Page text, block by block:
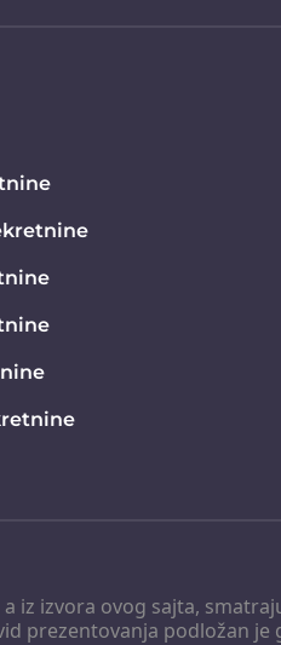
iz izvora ovog sajta,
prezentovanja podložan